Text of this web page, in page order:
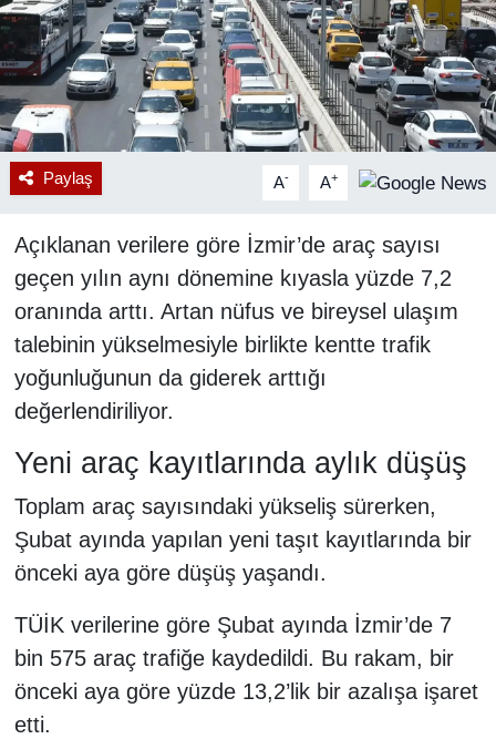
Paylaş A- A+
Açıklanan verilere göre İzmir’de araç sayısı
geçen yılın aynı dönemine kıyasla yüzde 7,2
oranında arttı. Artan nüfus ve bireysel ulaşım
talebinin yükselmesiyle birlikte kentte trafik
yoğunluğunun da giderek arttığı
değerlendiriliyor.
Yeni araç kayıtlarında aylık düşüş
Toplam araç sayısındaki yükseliş sürerken,
Şubat ayında yapılan yeni taşıt kayıtlarında bir
önceki aya göre düşüş yaşandı.
TÜİK verilerine göre Şubat ayında İzmir’de 7
bin 575 araç trafiğe kaydedildi. Bu rakam, bir
önceki aya göre yüzde 13,2’lik bir azalışa işaret
etti.